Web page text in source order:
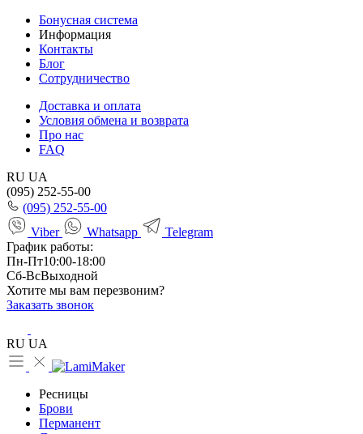
Бонусная система
Информация
Контакты
Блог
Сотрудничество
Доставка и оплата
Условия обмена и возврата
Про нас
FAQ
RU UA
(095) 252-55-00
(095) 252-55-00
Viber
Whatsapp
Telegram
График работы:
Пн-Пт10:00-18:00
Сб-ВсВыходной
Хотите мы вам перезвоним?
Заказать звонок
RU UA
Ресницы
Брови
Перманент